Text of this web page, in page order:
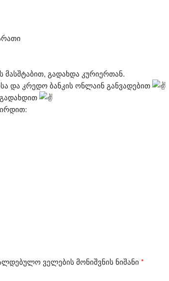
გადახდა კურიერთან.
და კრედო ბანკის ონლაინ განვადებით
ველების მონიშვნის ნიშანი *